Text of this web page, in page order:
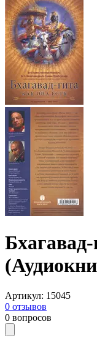
Артикул: 15045
0 отзывов
0 вопросов